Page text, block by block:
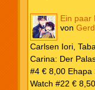
Ein paar
von Gerd
Carlsen Iori,
Carina: Der
#4 € 8,00 Ehapa
Watch #22 €